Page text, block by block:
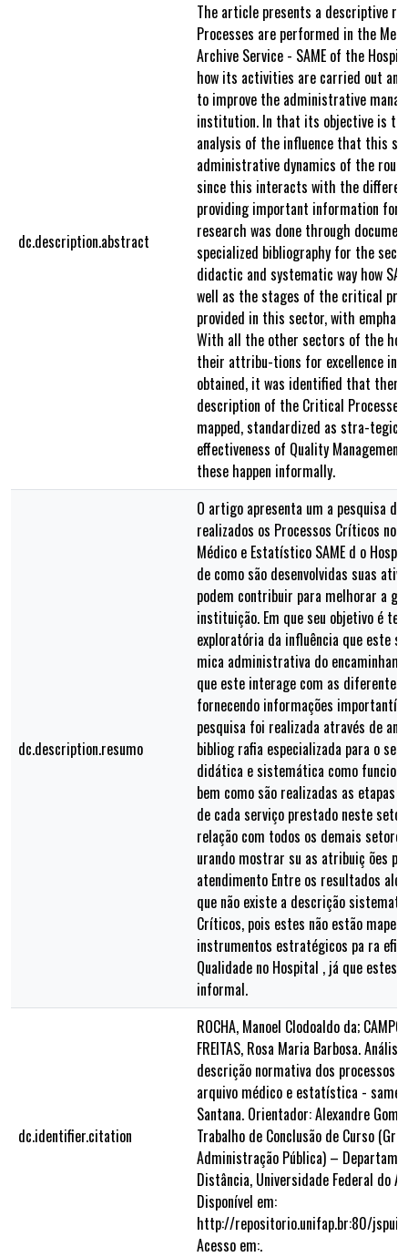
dc.description.abstract
The article presents a descriptive
Processes are performed in the
Archive Service - SAME of the
how its activities are carried out
to improve the administrative
institution. In that its objective is to
analysis of the influence that this
administrative dynamics of the
since this interacts with the
providing important information for
research was done through
specialized bibliography for the
didactic and systematic way how
well as the stages of the critical
provided in this sector, with
With all the other sectors of the
their attribu-tions for excellence in
obtained, it was identified that
description of the Critical
mapped, standardized as stra-
effectiveness of Quality
these happen informally.
dc.description.resumo
O artigo apresenta um a pesquisa
realizados os Processos Críticos no
Médico e Estatístico SAME d o
de como são desenvolvidas suas
podem contribuir para melhorar a
instituição. Em que seu objetivo é
exploratória da influência que este
mica administrativa do
que este interage com as diferentes
fornecendo informações
pesquisa foi realizada através de
bibliog rafia especializada para o
didática e sistemática como
bem como são realizadas as etapas
de cada serviço prestado neste
relação com todos os demais
urando mostrar su as atribuiç ões
atendimento Entre os resultados
que não existe a descrição
Críticos, pois estes não estão
instrumentos estratégicos pa ra
Qualidade no Hospital , já que estes
informal.
dc.identifier.citation
ROCHA, Manoel Clodoaldo da;
FREITAS, Rosa Maria Barbosa.
descrição normativa dos processos
arquivo médico e estatística - same
Santana. Orientador: Alexandre
Trabalho de Conclusão de Curso
Administração Pública) –
Distância, Universidade Federal do
Disponível em:
http://repositorio.unifap.br:80/jspui/
Acesso em:.